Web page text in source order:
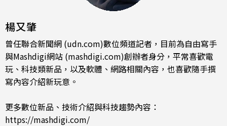
楊又肇
曾任聯合新聞網 (udn.com)數位頻道記者，目前為自由寫手
與Mashdigi網站 (mashdigi.com)創辦者身分，平常喜歡電
玩、科技類新品，以及軟體、網路相關內容，也喜歡隨手撰
寫內容介紹新玩意。
更多數位新品、技術介紹與科技趨勢內容：
https://mashdigi.com/